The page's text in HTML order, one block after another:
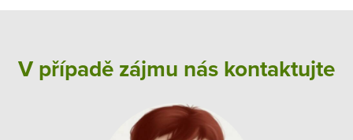
V případě zájmu nás kontaktujte